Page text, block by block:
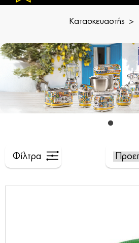
Κατασκευαστής
Φίλτρα